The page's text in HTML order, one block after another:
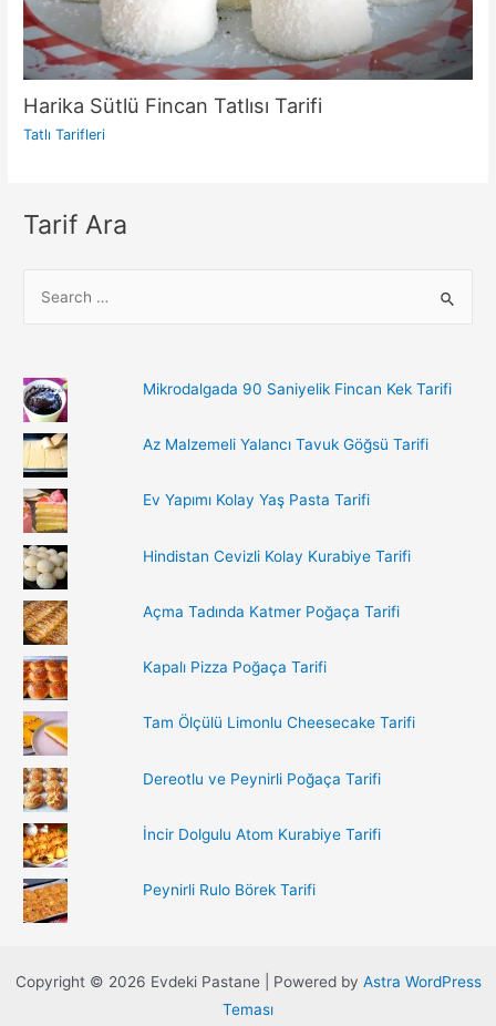
Harika Sütlü Fincan Tatlısı Tarifi
Tatlı Tarifleri
Tarif Ara
c
h
f
o
r
:
Mikrodalgada 90 Saniyelik Fincan Kek Tarifi
Az Malzemeli Yalancı Tavuk Göğsü Tarifi
Ev Yapımı Kolay Yaş Pasta Tarifi
Hindistan Cevizli Kolay Kurabiye Tarifi
Açma Tadında Katmer Poğaça Tarifi
Kapalı Pizza Poğaça Tarifi
Tam Ölçülü Limonlu Cheesecake Tarifi
Dereotlu ve Peynirli Poğaça Tarifi
İncir Dolgulu Atom Kurabiye Tarifi
Peynirli Rulo Börek Tarifi
Copyright © 2026 Evdeki Pastane | Powered by Astra WordPress
Teması